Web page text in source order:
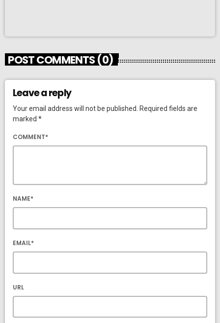
POST COMMENTS (0)
Leave a reply
Your email address will not be published. Required fields are
marked *
COMMENT*
NAME*
EMAIL*
URL